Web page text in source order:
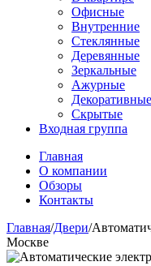
Офисные
Внутренние
Стеклянные
Деревянные
Зеркальные
Ажурные
Декоративные
Скрытые
Входная группа
Главная
О компании
Обзоры
Контакты
Главная/Двери/
Москве